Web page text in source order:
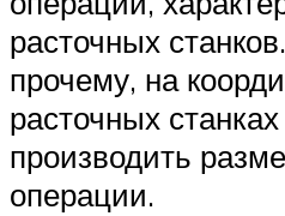
расточных
прочему, на
расточных
производить
операции.